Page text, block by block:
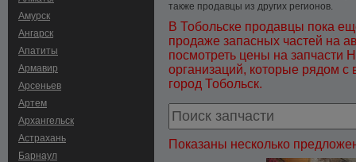
Амурск
Ангарск
Апатиты
Армавир
Арсеньев
Артем
Архангельск
Астрахань
Барнаул
также продавцы из других регионов.
В Тобольске продавцы пока
продаже запасных частей на
посмотреть цены на запчасти
организаций, которые рядом с
город Тобольск.
Показаны несколько